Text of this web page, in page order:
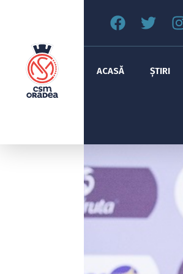
ACASĂ ȘTIRI